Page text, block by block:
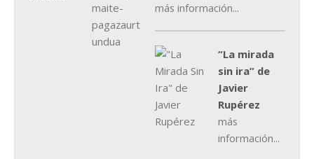
más información...
“La mirada
sin ira” de
Javier
Rupérez
más
información...